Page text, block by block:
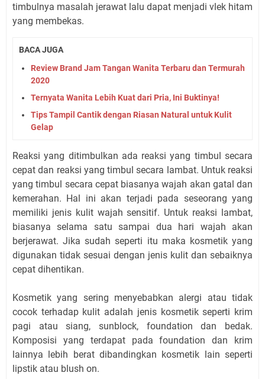
timbulnya masalah jerawat lalu dapat menjadi vlek hitam
yang membekas.
BACA JUGA
Review Brand Jam Tangan Wanita Terbaru dan Termurah
2020
Ternyata Wanita Lebih Kuat dari Pria, Ini Buktinya!
Tips Tampil Cantik dengan Riasan Natural untuk Kulit
Gelap
Reaksi yang ditimbulkan ada reaksi yang timbul secara
cepat dan reaksi yang timbul secara lambat. Untuk reaksi
yang timbul secara cepat biasanya wajah akan gatal dan
kemerahan. Hal ini akan terjadi pada seseorang yang
memiliki jenis kulit wajah sensitif. Untuk reaksi lambat,
biasanya selama satu sampai dua hari wajah akan
berjerawat. Jika sudah seperti itu maka kosmetik yang
digunakan tidak sesuai dengan jenis kulit dan sebaiknya
cepat dihentikan.
Kosmetik yang sering menyebabkan alergi atau tidak
cocok terhadap kulit adalah jenis kosmetik seperti krim
pagi atau siang, sunblock, foundation dan bedak.
Komposisi yang terdapat pada foundation dan krim
lainnya lebih berat dibandingkan kosmetik lain seperti
lipstik atau blush on.